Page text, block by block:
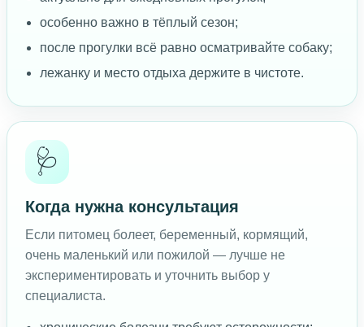
особенно важно в тёплый сезон;
после прогулки всё равно осматривайте собаку;
лежанку и место отдыха держите в чистоте.
🩺
Когда нужна консультация
Если питомец болеет, беременный, кормящий,
очень маленький или пожилой — лучше не
экспериментировать и уточнить выбор у
специалиста.